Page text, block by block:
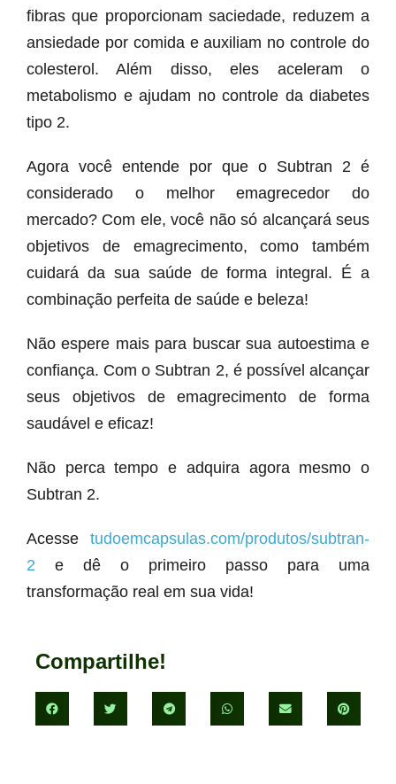
fibras que proporcionam saciedade, reduzem a
ansiedade por comida e auxiliam no controle do
colesterol. Além disso, eles aceleram o
metabolismo e ajudam no controle da diabetes
tipo 2.
Agora você entende por que o Subtran 2 é
considerado o melhor emagrecedor do
mercado? Com ele, você não só alcançará seus
objetivos de emagrecimento, como também
cuidará da sua saúde de forma integral. É a
combinação perfeita de saúde e beleza!
Não espere mais para buscar sua autoestima e
confiança. Com o Subtran 2, é possível alcançar
seus objetivos de emagrecimento de forma
saudável e eficaz!
Não perca tempo e adquira agora mesmo o
Subtran 2.
Acesse tudoemcapsulas.com/produtos/subtran-
2 e dê o primeiro passo para uma
transformação real em sua vida!
Compartilhe!